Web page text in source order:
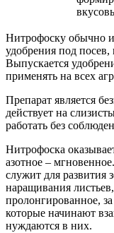
Нитрофоску обычно
удобрения под посев,
Выпускается
применять на всех
Препарат является
действует на
работать без
Нитрофоска
азотное –
служит для развития
наращивания
пролонгированное,
которые начинают
нуждаются в них.